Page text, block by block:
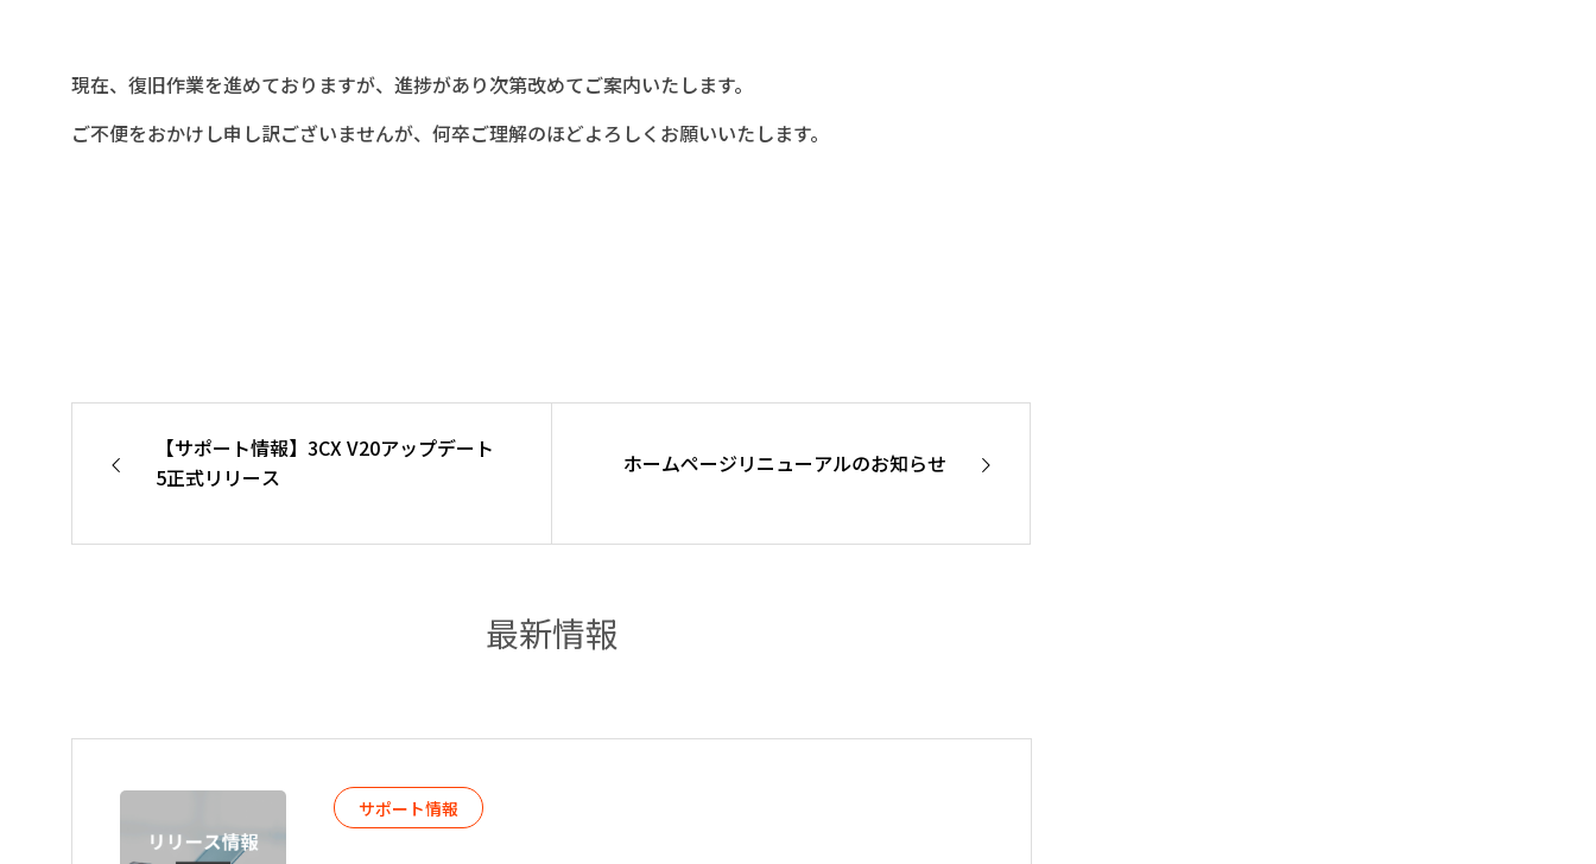
現在、復旧作業を進めておりますが、進捗があり次第改めてご案内いたします。
ご不便をおかけし申し訳ございませんが、何卒ご理解のほどよろしくお願いいたします。
【サポート情報】3CX V20アップデート
5正式リリース
ホームページリニューアルのお知らせ
最新情報
サポート情報